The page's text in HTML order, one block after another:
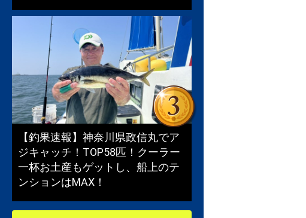
【釣果速報】神奈川県政信丸でア
ジキャッチ！TOP58匹！クーラー
一杯お土産もゲットし、船上のテ
ンションはMAX！